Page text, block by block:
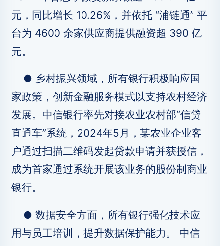
元，同比增长 10.26%，并依托 “浦链通” 平
台为 4600 余家供应商提供融资超 390 亿
元。
● 乡村振兴领域，所有银行积极响应国
家政策，创新金融服务模式以支持农村经济
发展。中信银行率先对接农业农村部“信贷
直通车”系统，2024年5月，某农业企业客
户通过扫描二维码发起贷款申请并获授信，
成为首家通过系统开展该业务的股份制商业
银行。
● 数据安全方面，所有银行强化技术应
用与员工培训，提升数据保护能力。 中信